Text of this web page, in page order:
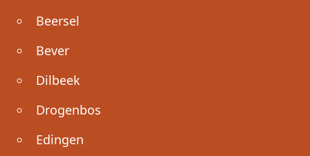
Beersel
Bever
Dilbeek
Drogenbos
Edingen